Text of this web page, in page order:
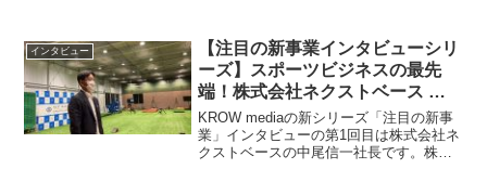
にとって「一つの選択肢が増える」そん
な記事になれば...
インタビュー
【注目の新事業インタビューシリ
ーズ】スポーツビジネスの最先
端！株式会社ネクストベース 中
尾信一社長に聞く
KROW mediaの新シリーズ「注目の新事
業」インタビューの第1回目は株式会社ネ
クストベースの中尾信一社長です。株式